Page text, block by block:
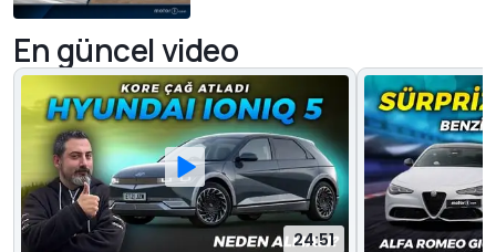
En güncel video
24:51